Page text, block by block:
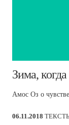
​Зима,
Амос Оз о
06.11.2018